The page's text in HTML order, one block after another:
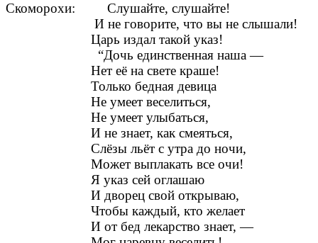
Скоморохи: Слушайте, слушайте!
И не говорите, что вы не слышали!
Царь издал такой указ!
“Дочь единственная наша —
Нет её на свете краше!
Только бедная девица
Не умеет веселиться,
Не умеет улыбаться,
И не знает, как смеяться,
Слёзы льёт с утра до ночи,
Может выплакать все очи!
Я указ сей оглашаю
И дворец свой открываю,
Чтобы каждый, кто желает
И от бед лекарство знает, —